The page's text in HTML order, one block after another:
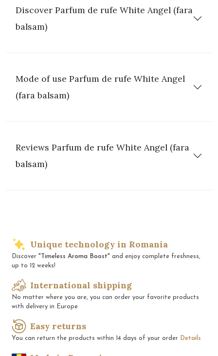
Discover Parfum de rufe White Angel (fara
balsam)
Mode of use Parfum de rufe White Angel
(fara balsam)
Reviews Parfum de rufe White Angel (fara
balsam)
Unique technology in Romania
Discover "Timeless Aroma Boost" and enjoy complete freshness,
up to 12 weeks!
International shipping
No matter where you are, you can order your favorite products
with delivery in Europe
Easy returns
You can return the products within 14 days of your order Details